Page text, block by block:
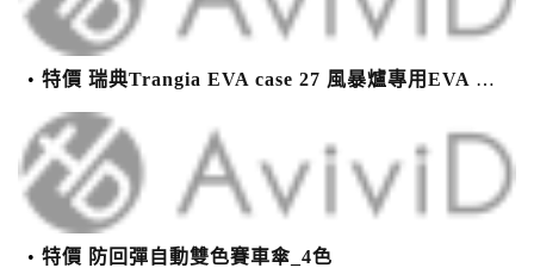
特價 瑞典Trangia EVA case 27 風暴爐專用EVA 防護外盒(小)-黑
特價 防回彈自動雙色賽車傘_4色